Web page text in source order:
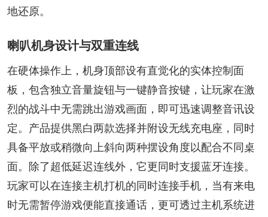
地还原。
喇叭机身设计与双重连线
在硬体操作上，机身顶部设有直觉化的实体控制面
板，包含独立音量旋钮与一键静音按键，让玩家在激
烈的战斗中无需跳出游戏画面，即可迅速调整音讯设
定。产品提供黑白两款选择并附设无线充电座，同时
具备平放或稍微向上斜向两种摆设角度以配合不同桌
面。除了超低延迟连线外，它更同时支援蓝牙连接。
玩家可以在连接主机打机的同时连接手机，当有来电
时无需暂停游戏便能直接通话，更可透过主机系统进